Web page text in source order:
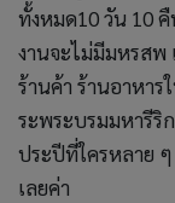
ทั้งหมด10 วัน 10
งานจะไม่มีมหรสพ
ร้านค้า ร้านอาหาร
ระพระบรมมหารีริ
ประปีที่ใครหลาย
เลยค่า